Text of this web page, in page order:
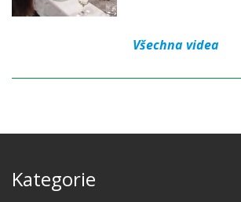
Všechna videa
Kategorie